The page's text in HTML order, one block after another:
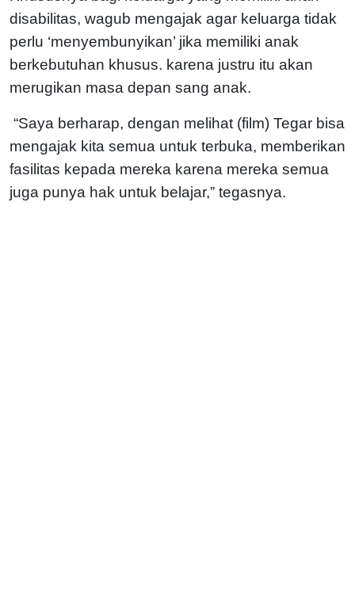
disabilitas, wagub mengajak agar keluarga tidak
perlu ‘menyembunyikan’ jika memiliki anak
berkebutuhan khusus. karena justru itu akan
merugikan masa depan sang anak.
“Saya berharap, dengan melihat (film) Tegar bisa
mengajak kita semua untuk terbuka, memberikan
fasilitas kepada mereka karena mereka semua
juga punya hak untuk belajar,” tegasnya.